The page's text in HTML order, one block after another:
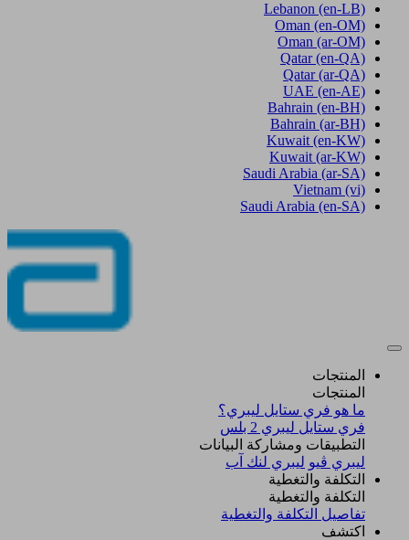
Lebanon (en-LB)
Oman (en-OM)
Oman (ar-OM)
Qatar (en-QA)
Qatar (ar-QA)
UAE (en-AE)
Bahrain (en-BH)
Bahrain (ar-BH)
Kuwait (en-KW)
Kuwait (ar-KW)
Saudi Arabia (ar-SA)
Vietnam (vi)
Saudi Arabia (en-SA)
المنتجات
المنتجات
ما هو فري ستايل ليبري؟
فري ستايل ليبري 2 بلس​
التطبيقات ومشاركة البيانات
ليبري ڤيو ليبري لنك آب
التكلفة والتغطية
التكلفة والتغطية
تفاصيل التكلفة والتغطية
اكتشف​